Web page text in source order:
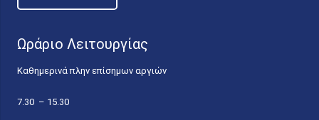
Ωράριο Λειτουργίας
Καθημερινά πλην επίσημων αργιών
7.30 – 15.30